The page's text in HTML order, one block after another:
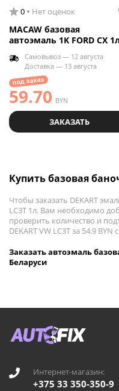
0 Нет оценок
MACAW базовая
автоэмаль 1K FORD CX 1л
Самовывоз — 12 августа
Доставка — 13 августа
под заказ
59.70 BYN
ЗАКАЗАТЬ
Купить базовая
Чтобы заказать DEKART
LC3T 1л, Вам необходимо
проверить количество и
DEKART VW LC3T за 54.9
Заказать автоэмаль
Беларуси
Интернет-магазин:
+375 33 350-350-9